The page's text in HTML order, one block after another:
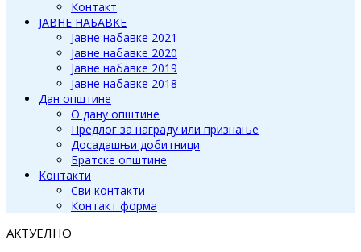
Контакт
ЈАВНЕ НАБАВКЕ
Јавне набавке 2021
Јавне набавке 2020
Јавне набавке 2019
Јавне набавке 2018
Дан општине
О дану општине
Предлог за награду или признање
Досадашњи добитници
Братске општине
Контакти
Сви контакти
Контакт форма
АКТУЕЛНО